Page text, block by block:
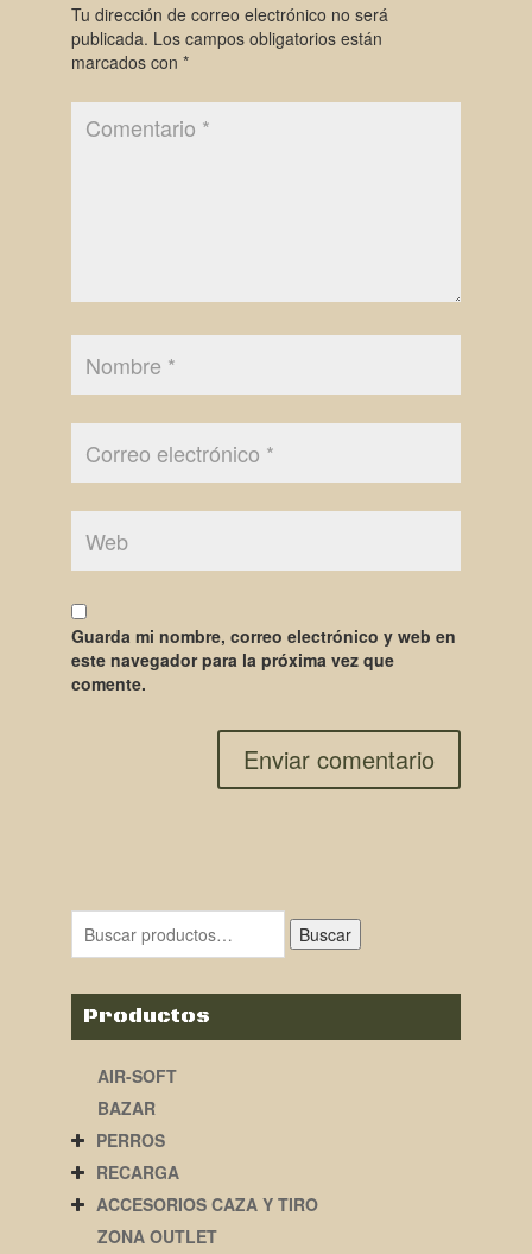
Tu dirección de correo electrónico no será
publicada. Los campos obligatorios están
marcados con *
Guarda mi nombre, correo electrónico y web en
este navegador para la próxima vez que
comente.
Buscar
Productos
AIR-SOFT
BAZAR
PERROS
RECARGA
ACCESORIOS CAZA Y TIRO
ZONA OUTLET